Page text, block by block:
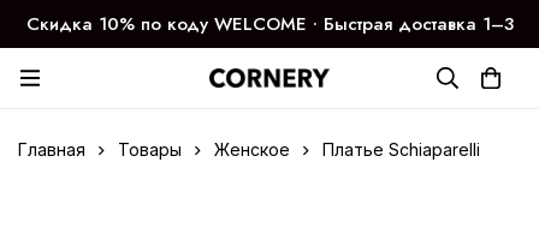
Скидка 10% по коду WELCOME ∙ Быстрая доставка 1–3
дня
Главная Товары Женское Платье Schiaparelli